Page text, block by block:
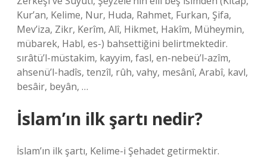
Kur’an, Kelime, Nur, Huda, Rahmet, Furkan, Şifa,
Mev’iza, Zikr, Kerîm, Alî, Hikmet, Hakîm, Müheymin,
mübarek, Habl, es-) bahsettiğini belirtmektedir.
sırâtü’l-müstakim, kayyim, fasl, en-nebeü’l-azîm,
ahsenü’l-hadîs, tenzîl, rûh, vahy, mesânî, Arabî, kavl,
besâir, beyân, …
İslam’ın ilk şartı nedir?
İslam’ın ilk şartı, Kelime-i Şehadet getirmektir.